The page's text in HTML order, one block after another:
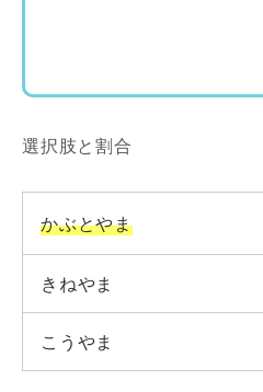
選択肢と割合
かぶとやま
きねやま
こうやま